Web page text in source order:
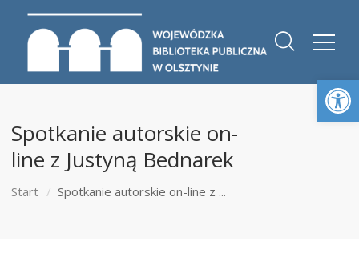
Spotkanie autorskie on-
line z Justyną Bednarek
Start Spotkanie autorskie on-line z ...